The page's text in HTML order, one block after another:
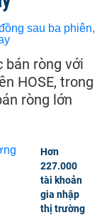
bán ròng với
HOSE, trong
ròng lớn
Hơn
227.000
tài khoản
gia nhập
thị trường